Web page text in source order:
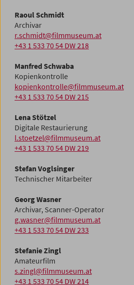
Raoul Schmidt
Archivar
r.schmidt@filmmuseum.at
+43 1 533 70 54 DW 218
Manfred Schwaba
Kopienkontrolle
kopienkontrolle@filmmuseum.at
+43 1 533 70 54 DW 215
Lena Stötzel
Digitale Restaurierung
l.stoetzel@filmmuseum.at
+43 1 533 70 54 DW 219
Stefan Voglsinger
Technischer Mitarbeiter
Georg Wasner
Archivar, Scanner-Operator
g.wasner@filmmuseum.at
+43 1 533 70 54 DW 233
Stefanie Zingl
Amateurfilm
s.zingl@filmmuseum.at
+43 1 533 70 54 DW 214